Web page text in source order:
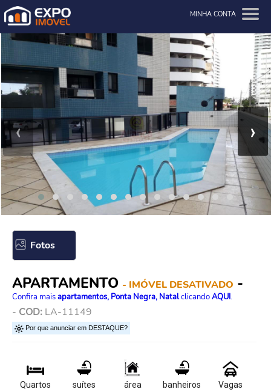
MINHA CONTA
‹ ›
Fotos
APARTAMENTO - IMÓVEL DESATIVADO -
Confira maisapartamentos, Ponta Negra, NatalclicandoAQUI.
- COD: LA-11149
Por que anunciar em DESTAQUE?
Quartos suítes
área
banheiros
Vagas